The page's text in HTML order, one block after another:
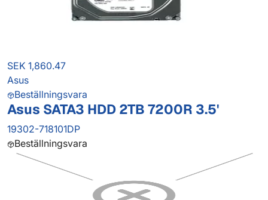
SEK 1,860.47
Asus
Beställningsvara
Asus SATA3 HDD 2TB 7200R 3.5'
19302-718101DP
Beställningsvara